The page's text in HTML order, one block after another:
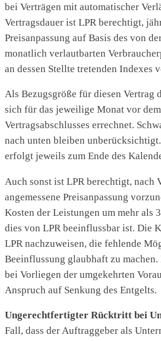
bei Verträgen mit automatischer
Vertragsdauer ist LPR berechtigt,
Preisanpassung auf Basis des von
monatlich verlautbarten
an dessen Stellte tretenden Indexes
Als Bezugsgröße für diesen Vertrag
sich für das jeweilige Monat vor
Vertragsabschlusses errechnet.
nach unten bleiben
erfolgt jeweils zum Ende des
Auch sonst ist LPR berechtigt, nach
angemessene Preisanpassung
Kosten der Leistungen um mehr als
dies von LPR beeinflussbar ist. Die
LPR nachzuweisen, die fehlende
Beeinflussung glaubhaft zu machen.
bei Vorliegen der umgekehrten
Anspruch auf Senkung des Entgelts.
Ungerechtfertigter Rücktritt bei
Fall, dass der Auftraggeber als